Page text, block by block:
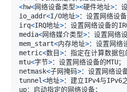
<hw<网络设备类型><硬件地址>
io_addr<I/O地址>
irq<IRQ地址>
media<网络媒介类型>
mem_start<内存地址>
metric<数目>
mtu<字节>
netmask<子网掩码>
tunnel<地址>